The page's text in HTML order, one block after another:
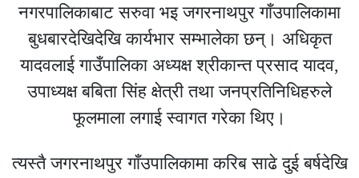
नगरपालिकाबाट सरुवा भइ जगरनाथपुर गाँउपालिकामा
बुधबारदेखिदेखि कार्यभार सम्भालेका छन्। अधिकृत
यादवलाई गाउँपालिका अध्यक्ष श्रीकान्त प्रसाद यादव,
उपाध्यक्ष बबिता सिंह क्षेत्री तथा जनप्रतिनिधिहरुले
फूलमाला लगाई स्वागत गरेका थिए।
त्यस्तै जगरनाथपुर गाँउपालिकामा करिब साढे दुई बर्षदेखि